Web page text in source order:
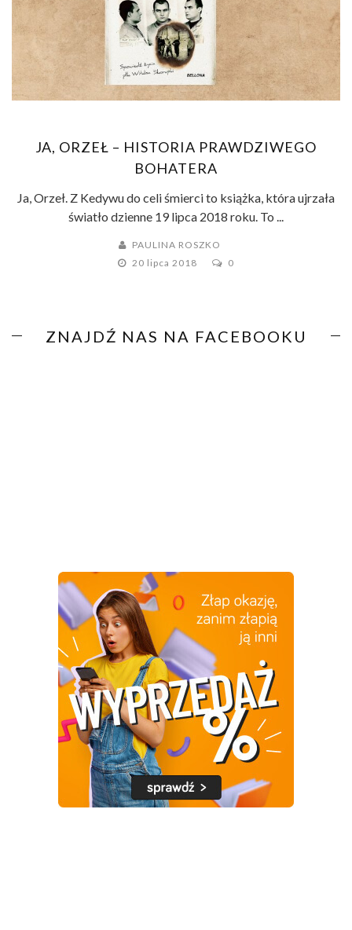
JA, ORZEŁ – HISTORIA PRAWDZIWEGO
BOHATERA
Ja, Orzeł. Z Kedywu do celi śmierci to książka, która ujrzała
światło dzienne 19 lipca 2018 roku. To ...
PAULINA ROSZKO
20 lipca 2018
0
ZNAJDŹ NAS NA FACEBOOKU